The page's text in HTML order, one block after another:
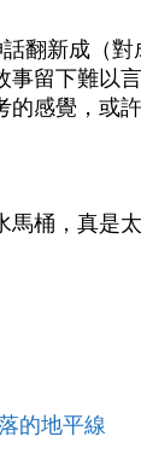
翻新成（
留下難以
感覺，或
桶，真是
的地平線